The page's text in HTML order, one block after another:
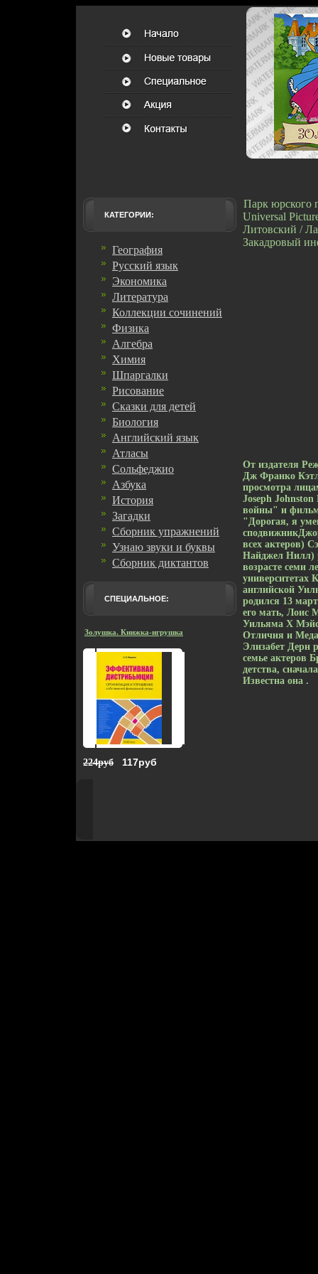
КАТЕГОРИИ:
География
Русский язык
Экономика
Литература
Коллекции сочинений
Физика
Алгебра
Химия
Шпаргалки
Рисование
Сказки для детей
Биология
Английский язык
Атласы
Сольфеджио
Азбука
История
Загадки
Сборник упражнений
Узнаю звуки и буквы
Сборник диктантов
СПЕЦИАЛЬНОЕ:
Золушка. Книжка-игрушка
224руб 117руб
Парк юрского
Universal
Литовский /
Закадровый
От издателя
Дж Франко
просмотра
Joseph
войны" и
"Дорогая, я
всех актеров)
Найджел Нилл)
возрасте семи
университетах
английской
родился 13
его мать, Лоис
Уильяма Х
Отличия и
Элизабет Дерн
семье актеров
детства,
Известна она .